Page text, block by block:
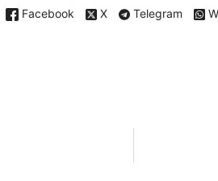
Facebook X Telegram